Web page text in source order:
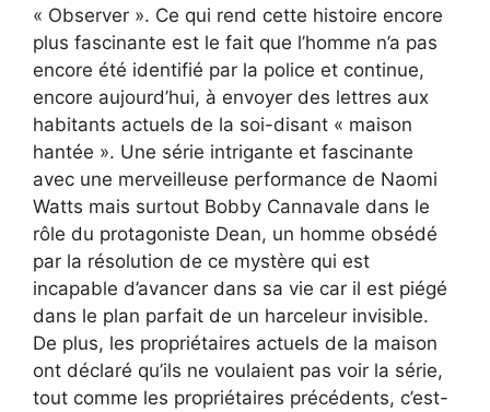
« Observer ». Ce qui rend cette histoire encore
plus fascinante est le fait que l’homme n’a pas
encore été identifié par la police et continue,
encore aujourd’hui, à envoyer des lettres aux
habitants actuels de la soi-disant « maison
hantée ». Une série intrigante et fascinante
avec une merveilleuse performance de Naomi
Watts mais surtout Bobby Cannavale dans le
rôle du protagoniste Dean, un homme obsédé
par la résolution de ce mystère qui est
incapable d’avancer dans sa vie car il est piégé
dans le plan parfait de un harceleur invisible.
De plus, les propriétaires actuels de la maison
ont déclaré qu’ils ne voulaient pas voir la série,
tout comme les propriétaires précédents, c’est-